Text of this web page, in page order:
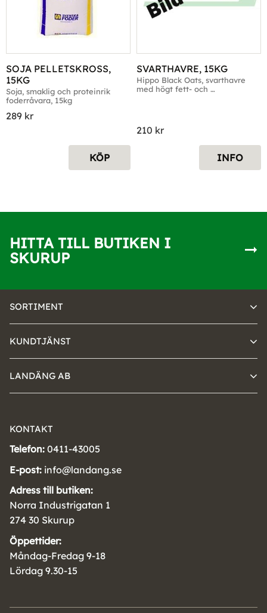
SOJA PELLETSKROSS,
15KG
Soja, smaklig och proteinrik
foderråvara, 15kg
289 kr
KÖP
SVARTHAVRE, 15KG
Hippo Black Oats, svarthavre
med högt fett- och
210 kr
INFO
HITTA TILL BUTIKEN I
SKURUP
SORTIMENT
KUNDTJÄNST
LANDÄNG AB
KONTAKT
Telefon: 0411-43005
E-post: info@landang.se
Adress till butiken:
Norra Industrigatan 1
274 30 Skurup
Öppettider:
Måndag-Fredag 9-18
Lördag 9.30-15